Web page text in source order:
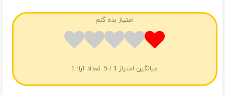
امتیاز بده گلم
میانگین امتیاز 1 / 5. تعداد آرا: 1